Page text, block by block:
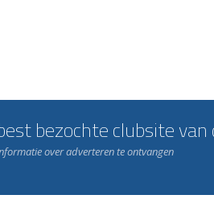
bezochte clubsite van
over adverteren te ontvangen